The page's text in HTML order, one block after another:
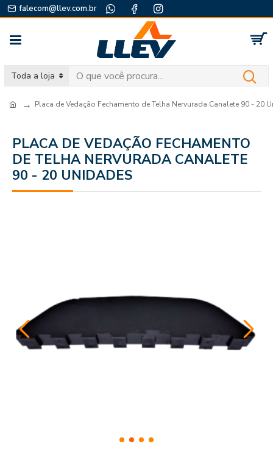
falecom@llev.com.br
Toda a loja
Placa de Vedação Fechamento de Telha Nervurada Canalete 90 - 20
PLACA DE VEDAÇÃO FECHAMENTO
DE TELHA NERVURADA CANALETE
90 - 20 UNIDADES